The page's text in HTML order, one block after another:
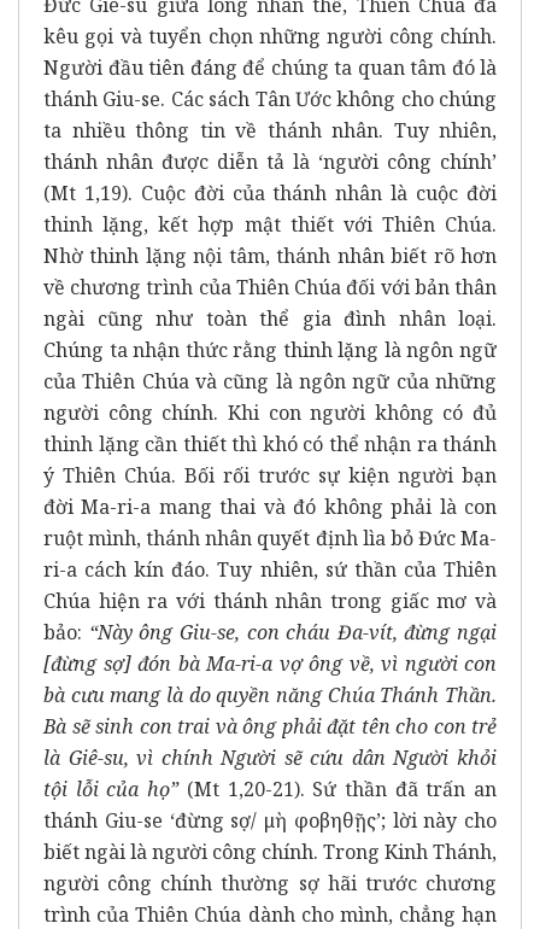
kêu gọi và tuyển chọn những người công chính.
Người đầu tiên đáng để chúng ta quan tâm đó là
thánh Giu-se. Các sách Tân Ước không cho chúng
ta nhiều thông tin về thánh nhân. Tuy nhiên,
thánh nhân được diễn tả là ‘người công chính’
(Mt 1,19). Cuộc đời của thánh nhân là cuộc đời
thinh lặng, kết hợp mật thiết với Thiên Chúa.
Nhờ thinh lặng nội tâm, thánh nhân biết rõ hơn
về chương trình của Thiên Chúa đối với bản thân
ngài cũng như toàn thể gia đình nhân loại.
Chúng ta nhận thức rằng thinh lặng là ngôn ngữ
của Thiên Chúa và cũng là ngôn ngữ của những
người công chính. Khi con người không có đủ
thinh lặng cần thiết thì khó có thể nhận ra thánh
ý Thiên Chúa. Bối rối trước sự kiện người bạn
đời Ma-ri-a mang thai và đó không phải là con
ruột mình, thánh nhân quyết định lìa bỏ Đức Ma-
ri-a cách kín đáo. Tuy nhiên, sứ thần của Thiên
Chúa hiện ra với thánh nhân trong giấc mơ và
bảo: “Này ông Giu-se, con cháu Đa-vít, đừng ngại
[đừng sợ] đón bà Ma-ri-a vợ ông về, vì người con
bà cưu mang là do quyền năng Chúa Thánh Thần.
Bà sẽ sinh con trai và ông phải đặt tên cho con trẻ
là Giê-su, vì chính Người sẽ cứu dân Người khỏi
tội lỗi của họ” (Mt 1,20-21). Sứ thần đã trấn an
thánh Giu-se ‘đừng sợ/ μὴ φοβηθῇς’; lời này cho
biết ngài là người công chính. Trong Kinh Thánh,
người công chính thường sợ hãi trước chương
trình của Thiên Chúa dành cho mình, chẳng hạn